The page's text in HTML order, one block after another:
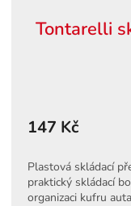
Tontarelli
147 Kč
Plastová skládací
praktický skládací
organizaci kufru